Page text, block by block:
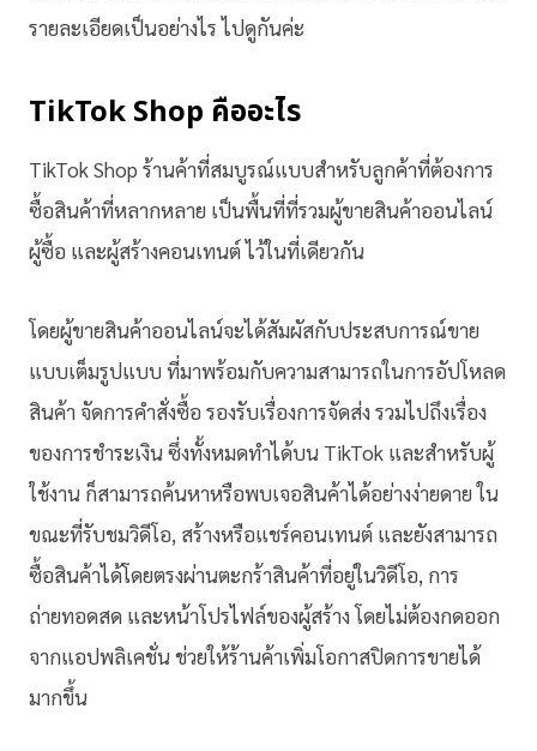
รายละเอียดเป็นอย่างไร ไปดูกันค่ะ
TikTok Shop คืออะไร
TikTok Shop ร้านค้าที่สมบูรณ์แบบสำหรับลูกค้าที่ต้องการ
ซื้อสินค้าที่หลากหลาย เป็นพื้นที่ที่รวมผู้ขายสินค้าออนไลน์
ผู้ซื้อ และผู้สร้างคอนเทนต์ ไว้ในที่เดียวกัน
โดยผู้ขายสินค้าออนไลน์จะได้สัมผัสกับประสบการณ์ขาย
แบบเต็มรูปแบบ ที่มาพร้อมกับความสามารถในการอัปโหลด
สินค้า จัดการคำสั่งซื้อ รองรับเรื่องการจัดส่ง รวมไปถึงเรื่อง
ของการชำระเงิน ซึ่งทั้งหมดทำได้บน TikTok และสำหรับผู้
ใช้งาน ก็สามารถค้นหาหรือพบเจอสินค้าได้อย่างง่ายดาย ใน
ขณะที่รับชมวิดีโอ, สร้างหรือแชร์คอนเทนต์ และยังสามารถ
ซื้อสินค้าได้โดยตรงผ่านตะกร้าสินค้าที่อยู่ในวิดีโอ, การ
ถ่ายทอดสด และหน้าโปรไฟล์ของผู้สร้าง โดยไม่ต้องกดออก
จากแอปพลิเคชั่น ช่วยให้ร้านค้าเพิ่มโอกาสปิดการขายได้
มากขึ้น